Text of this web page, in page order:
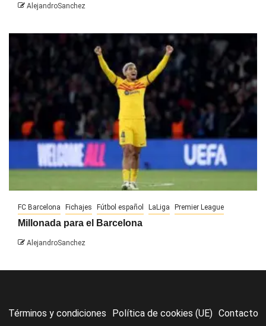
AlejandroSanchez
FC Barcelona Fichajes Fútbol español LaLiga Premier League
Millonada para el Barcelona
AlejandroSanchez
Términos y condiciones Política de cookies (UE) Contacto